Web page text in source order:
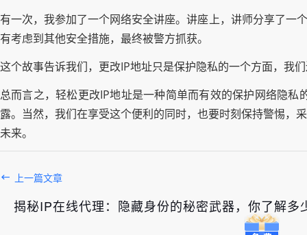
有一次，我参加了一个网络安全讲座。讲座上，讲师分享了一
有考虑到其他安全措施，最终被警方抓获。
这个故事告诉我们，更改IP地址只是保护隐私的一个方面，我
总而言之，轻松更改IP地址是一种简单而有效的保护网络隐
露。当然，我们在享受这个便利的同时，也要时刻保持警惕，
未来。
上一篇文章
揭秘IP在线代理：隐藏身份的秘密武器，你了解多